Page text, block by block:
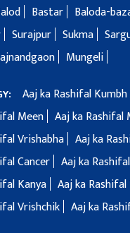
Bastar Baloda-
Surajpur Sukma
Mungeli
Aaj ka Rashifal Kumbh
Meen Aaj ka Rashifal
Vrishabha Aaj ka
Cancer Aaj ka
Kanya Aaj ka Rashifal
Vrishchik Aaj ka